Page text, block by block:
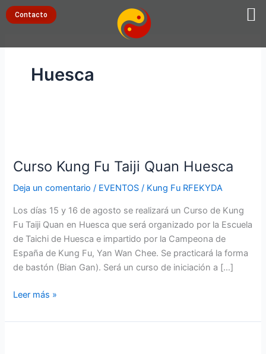
Contacto
Huesca
Curso Kung Fu Taiji Quan Huesca
Deja un comentario / EVENTOS / Kung Fu RFEKYDA
Los días 15 y 16 de agosto se realizará un Curso de Kung
Fu Taiji Quan en Huesca que será organizado por la Escuela
de Taichi de Huesca e impartido por la Campeona de
España de Kung Fu, Yan Wan Chee. Se practicará la forma
de bastón (Bian Gan). Será un curso de iniciación a […]
Fu
Quan
Huesca
Leer más »